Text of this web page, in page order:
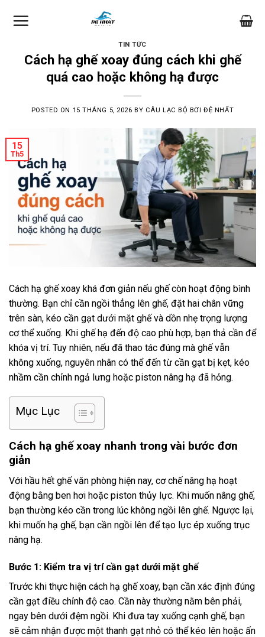
TIN TỨC
Cách hạ ghế xoay đúng cách khi ghế
quá cao hoặc không hạ được
POSTED ON 15 THÁNG 5, 2026 BY CÂU LẠC BỘ BƠI ĐỆ NHẤT
15
Th5
Cách hạ ghế xoay khá đơn giản nếu ghế còn hoạt động bình
thường. Bạn chỉ cần ngồi thẳng lên ghế, đặt hai chân vững
trên sàn, kéo cần gạt dưới mặt ghế và dồn nhẹ trọng lượng
cơ thể xuống. Khi ghế hạ đến độ cao phù hợp, bạn thả cần để
khóa vị trí. Tuy nhiên, nếu đã thao tác đúng mà ghế vẫn
không xuống, nguyên nhân có thể đến từ cần gạt bị kẹt, kéo
nhầm cần chỉnh ngả lưng hoặc piston nâng hạ đã hỏng.
Mục Lục
Cách hạ ghế xoay nhanh trong vài bước đơn
giản
Với hầu hết ghế văn phòng hiện nay, cơ chế nâng hạ hoạt
động bằng ben hơi hoặc piston thủy lực. Khi muốn nâng ghế,
bạn thường kéo cần trong lúc không ngồi lên ghế. Ngược lại,
khi muốn hạ ghế, bạn cần ngồi lên để tạo lực ép xuống trục
nâng hạ.
Bước 1: Kiểm tra vị trí cần gạt dưới mặt ghế
Trước khi thực hiện cách hạ ghế xoay, bạn cần xác định đúng
cần gạt điều chỉnh độ cao. Cần này thường nằm bên phải,
ngay bên dưới đệm ngồi. Khi đưa tay xuống cạnh ghế, bạn
sẽ cảm nhận được một thanh gạt nhỏ có thể kéo lên hoặc ấn